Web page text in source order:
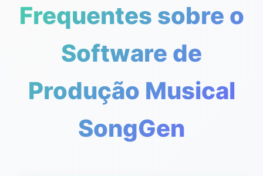
Frequentes sobre o
Software de
Produção Musical
SongGen